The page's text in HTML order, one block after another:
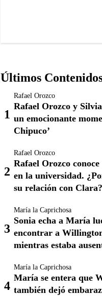
Últimos
Rafael Orozco
Rafael Orozco y
un emocionante
Chipuco’
Rafael Orozco
Rafael Orozco
en la universidad.
su relación con Clara?
María la Caprichosa
Sonia echa a María
encontrar a
mientras estaba
María la Caprichosa
María se entera que
también dejó